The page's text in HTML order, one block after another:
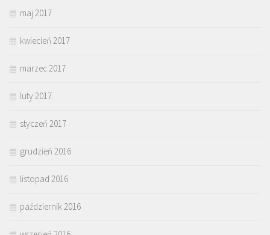
maj 2017
kwiecień 2017
marzec 2017
luty 2017
styczeń 2017
grudzień 2016
listopad 2016
październik 2016